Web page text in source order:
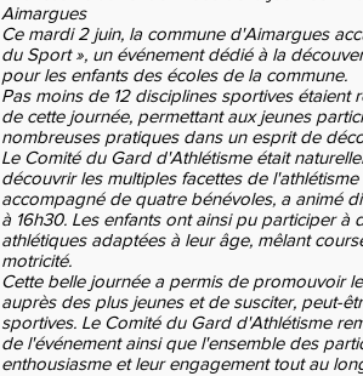
Aimargues
Ce mardi 2 juin, la commune d'Aimargues
du Sport », un événement dédié à la
pour les enfants des écoles de la commune.
Pas moins de 12 disciplines sportives étaient
de cette journée, permettant aux jeunes
nombreuses pratiques dans un esprit de
Le Comité du Gard d'Athlétisme était
découvrir les multiples facettes de
accompagné de quatre bénévoles, a animé
à 16h30. Les enfants ont ainsi pu participer à
athlétiques adaptées à leur âge, mêlant
motricité.
Cette belle journée a permis de promouvoir
auprès des plus jeunes et de susciter, peut-
sportives. Le Comité du Gard d'Athlétisme
de l'événement ainsi que l'ensemble des
enthousiasme et leur engagement tout au